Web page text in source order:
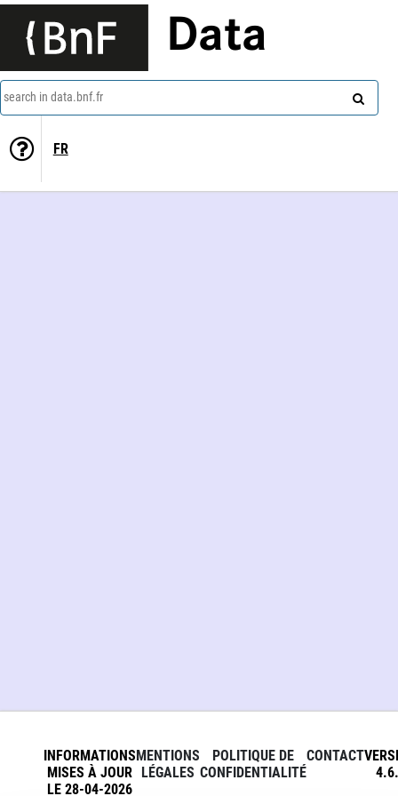
Data
search in data.bnf.fr
FR
INFORMATIONS
MISES À JOUR
LE 28-04-2026
MENTIONS
LÉGALES
POLITIQUE DE
CONFIDENTIALITÉ
CONTACT